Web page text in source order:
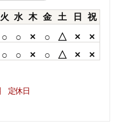
火 水 木 金 土 日
祝
○ ○ × ○ △ × ×
○ ○ × ○ △ × ×
定休日